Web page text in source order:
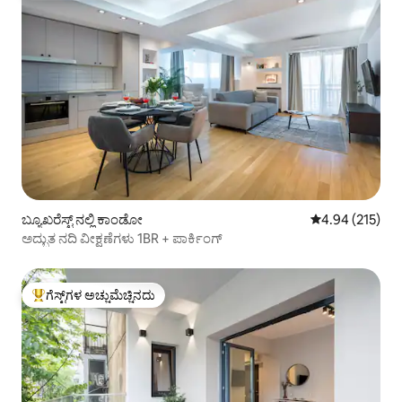
ಬ್ಯೂಖರೆಸ್ಟ್ ನಲ್ಲಿ ಕಾಂಡೋ 5 ರಲ್ಲಿ 4.94
4.94 (215)
ಅದ್ಭುತ ನದಿ ವೀಕ್ಷಣೆಗಳು 1BR + ಪಾರ್ಕಿಂಗ್
ಗೆಸ್ಟ್‌ಗಳಿಗೆ ಅತಿ ಹೆಚ್ಚು ಅಚ್ಚುಮೆಚ್ಚಿನದು
ಗೆಸ್ಟ್‌ಗಳ ಅಚ್ಚುಮೆಚ್ಚಿನದು